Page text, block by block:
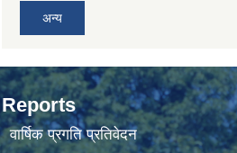
अन्य
Reports
वार्षिक प्रगति प्रतिवेदन